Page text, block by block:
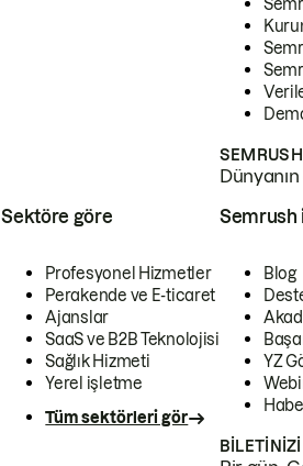
Sektöre göre
Profesyonel Hizmetler
Perakende ve E-ticaret
Ajanslar
SaaS ve B2B Teknolojisi
Sağlık Hizmeti
Yerel işletme
Tüm sektörleri gör
Semrush
Blog
YZ